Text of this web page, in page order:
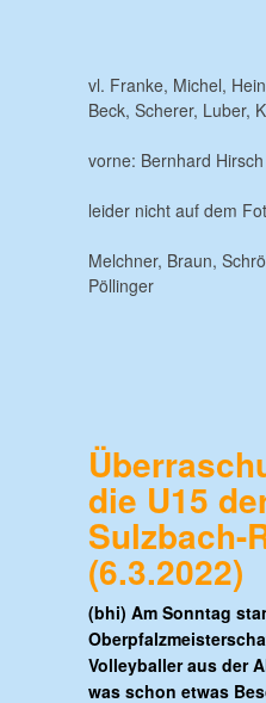
vl. Franke, Michel,
Beck, Scherer, Luber,
vorne: Bernhard Hirsch
leider nicht auf dem
Melchner, Braun,
Pöllinger
die U15
Sulzbach-
(6.3.2022)
(bhi) Am Sonntag
Volleyballer aus der
was schon etwas